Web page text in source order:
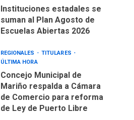
Instituciones estadales se
suman al Plan Agosto de
Escuelas Abiertas 2026
REGIONALES
TITULARES
ÚLTIMA HORA
Concejo Municipal de
Mariño respalda a Cámara
de Comercio para reforma
de Ley de Puerto Libre